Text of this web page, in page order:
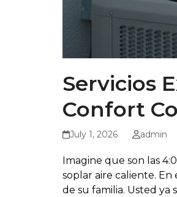
Servicios
Confort
July 1, 2026 admin
Imagine que son las
soplar aire caliente.
de su familia. Usted